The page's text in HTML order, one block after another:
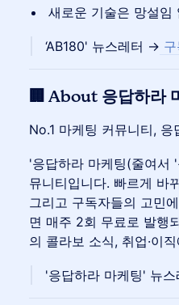
새로운 기술은 망설임
‘AB180' 뉴스레터 →
🏢 About 응답하라
No.1 마케팅 커뮤니티, 응
'응답하라 마케팅(줄여서
뮤니티입니다. 빠르게 바
그리고 구독자들의 고민
면 매주 2회 무료로 발행
의 콜라보 소식, 취업·이
'응답하라 마케팅' 뉴